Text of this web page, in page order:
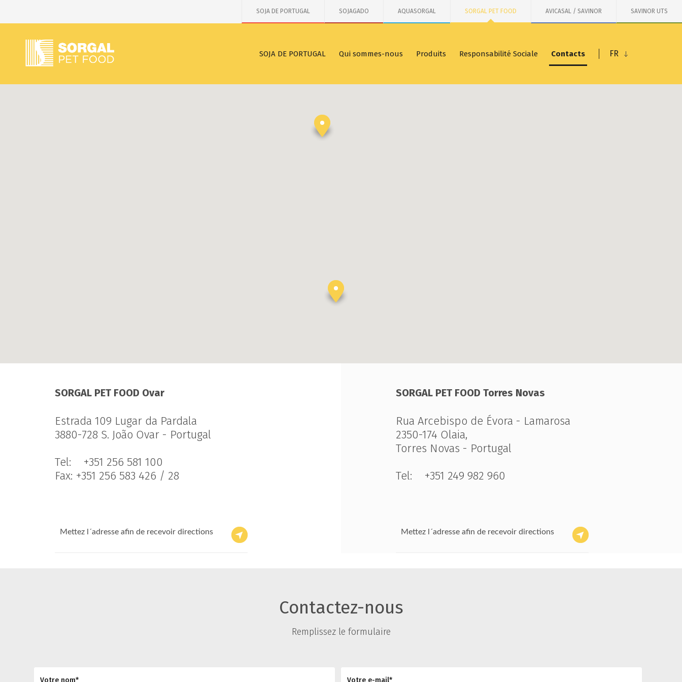
SOJA DE PORTUGAL SOJAGADO AQUASORGAL SORGAL PET FOOD AVICASAL / SAVINOR SAVINOR UTS
SOJA DE PORTUGAL Qui sommes-nous Produits Responsabilité Sociale Contacts FR
SORGAL PET FOOD Ovar
Estrada 109 Lugar da Pardala
3880-728 S. João Ovar - Portugal
Tel: +351 256 581 100
Fax: +351 256 583 426 / 28
SORGAL PET FOOD Torres Novas
Rua Arcebispo de Évora - Lamarosa
2350-174 Olaia,
Torres Novas - Portugal
Tel: +351 249 982 960
Contactez-nous
Remplissez le formulaire